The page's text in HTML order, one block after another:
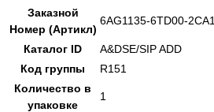
Заказной
Номер (Артикл)
6AG1135-6TD00-2CA1
Каталог ID
A&DSE/SIP ADD
Код группы
R151
Количество в
упаковке
1